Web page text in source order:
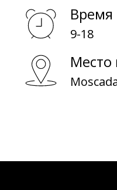
Время
9-18
Место